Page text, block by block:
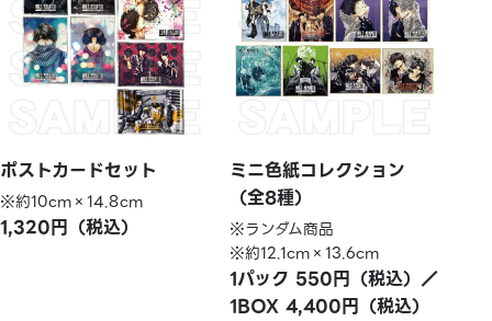
ポストカードセット
※約10cm×14.8cm
1,320円（税込）
ミニ色紙コレクション
（全8種）
※ランダム商品
※約12.1cm×13.6cm
1パック 550円（税込）／
1BOX 4,400円（税込）